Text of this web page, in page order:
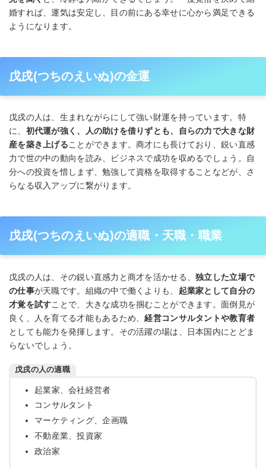
婚すれば、運気は安定し、目の前にある幸せに心から満足できる
ようになります。
戊戌(つちのえいぬ)の金運
戊戌の人は、生まれながらにして強い財運を持っています。特
に、 初代運が強く、人の助けを借りずとも、自らの力で大きな財
産を築き上げることができます。商才にも長けており、鋭い直感
力で世の中の動向を読み、ビジネスで成功を収めるでしょう。自
分への投資を惜しまず、勉強して資格を取得することなどが、さ
らなる収入アップに繋がります。
戊戌(つちのえいぬ)の適職・天職・職業
戊戌の人は、その鋭い直感力と商才を活かせる、独立した立場で
の仕事が天職です。組織の中で働くよりも、 起業家として自分の
才覚を試すことで、大きな成功を掴むことができます。面倒見が
良く、人を育てる才能もあるため、経営コンサルタントや教育者
としても能力を発揮します。その活躍の場は、日本国内にとどま
らないでしょう。
戊戌の人の適職
起業家、会社経営者
コンサルタント
マーケティング、企画職
不動産業、投資家
政治家